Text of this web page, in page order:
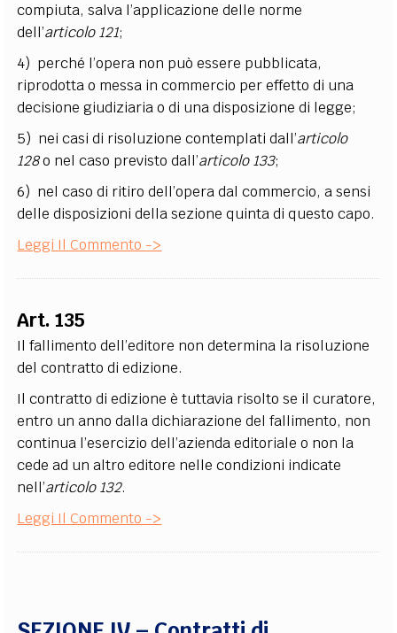
compiuta, salva l’applicazione delle norme
dell’articolo 121;
4) perché l’opera non può essere pubblicata,
riprodotta o messa in commercio per effetto di una
decisione giudiziaria o di una disposizione di legge;
5) nei casi di risoluzione contemplati dall’articolo
128o nel caso previsto dall’articolo 133;
6) nel caso di ritiro dell’opera dal commercio, a sensi
delle disposizioni della sezione quinta di questo capo.
Leggi Il Commento ->
Art. 135
Il fallimento dell’editore non determina la risoluzione
del contratto di edizione.
Il contratto di edizione è tuttavia risolto se il curatore,
entro un anno dalla dichiarazione del fallimento, non
continua l’esercizio dell’azienda editoriale o non la
cede ad un altro editore nelle condizioni indicate
nell’articolo 132.
Leggi Il Commento ->